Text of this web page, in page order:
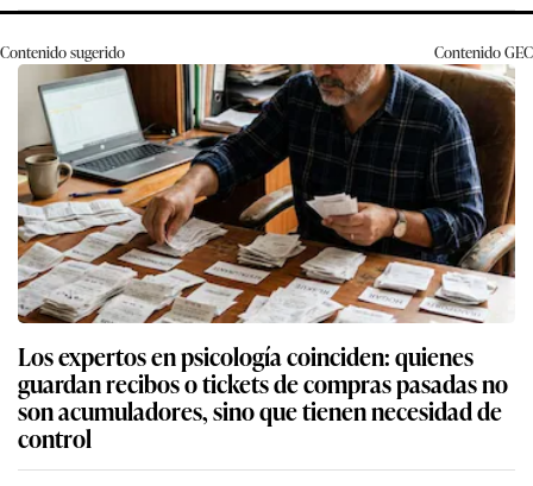
Contenido sugerido ContenidoGEC
Los expertos en psicología coinciden: quienes
guardan recibos o tickets de compras pasadas no
son acumuladores, sino que tienen necesidad de
control